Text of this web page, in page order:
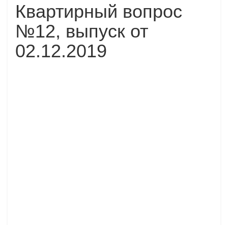
Квартирный вопрос
№12, выпуск от
02.12.2019